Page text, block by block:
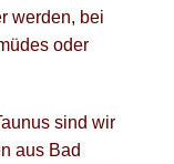
werden, bei
oder
sind wir
aus Bad